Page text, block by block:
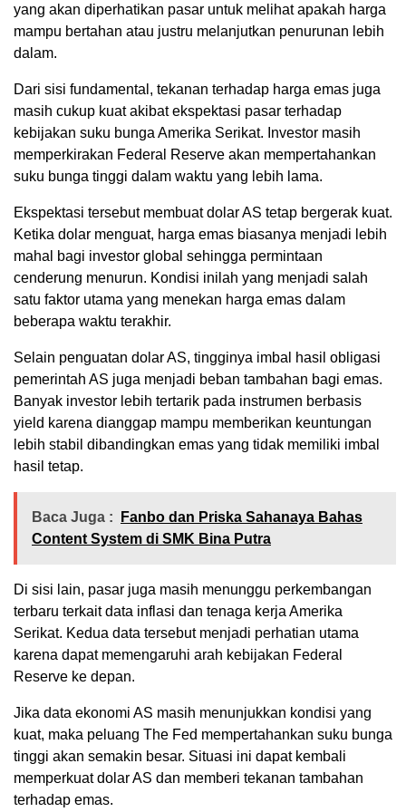
yang akan diperhatikan pasar untuk melihat apakah harga
mampu bertahan atau justru melanjutkan penurunan lebih
dalam.
Dari sisi fundamental, tekanan terhadap harga emas juga
masih cukup kuat akibat ekspektasi pasar terhadap
kebijakan suku bunga Amerika Serikat. Investor masih
memperkirakan Federal Reserve akan mempertahankan
suku bunga tinggi dalam waktu yang lebih lama.
Ekspektasi tersebut membuat dolar AS tetap bergerak kuat.
Ketika dolar menguat, harga emas biasanya menjadi lebih
mahal bagi investor global sehingga permintaan
cenderung menurun. Kondisi inilah yang menjadi salah
satu faktor utama yang menekan harga emas dalam
beberapa waktu terakhir.
Selain penguatan dolar AS, tingginya imbal hasil obligasi
pemerintah AS juga menjadi beban tambahan bagi emas.
Banyak investor lebih tertarik pada instrumen berbasis
yield karena dianggap mampu memberikan keuntungan
lebih stabil dibandingkan emas yang tidak memiliki imbal
hasil tetap.
Baca Juga :
Fanbo dan Priska Sahanaya Bahas
Content System di SMK Bina Putra
Di sisi lain, pasar juga masih menunggu perkembangan
terbaru terkait data inflasi dan tenaga kerja Amerika
Serikat. Kedua data tersebut menjadi perhatian utama
karena dapat memengaruhi arah kebijakan Federal
Reserve ke depan.
Jika data ekonomi AS masih menunjukkan kondisi yang
kuat, maka peluang The Fed mempertahankan suku bunga
tinggi akan semakin besar. Situasi ini dapat kembali
memperkuat dolar AS dan memberi tekanan tambahan
terhadap emas.